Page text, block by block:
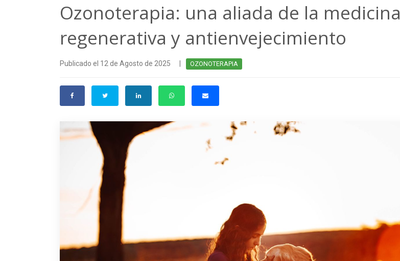
Ozonoterapia: una aliada de la medicina
regenerativa y antienvejecimiento
Publicado el 12 de Agosto de 2025 OZONOTERAPIA